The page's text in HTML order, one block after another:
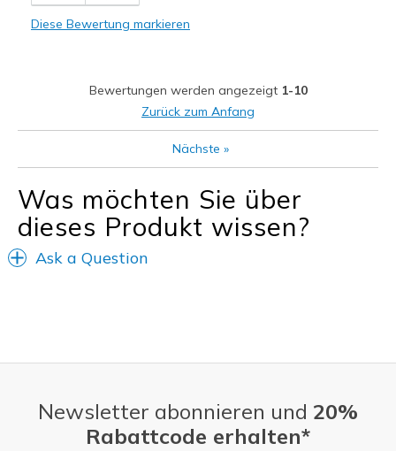
Nachteile
Wear Out Quickly
Casual Wear
Travel
Width
Feels true to width
Sizing
Feels half size too small
View On Shoes
Shoes are for Wearing
Diese Bewertung markieren
Bewertungen werden angezeigt 1-10
Zurück zum Anfang
Nächste »
Was möchten Sie über
dieses Produkt wissen?
Ask a Question
Newsletter abonnieren und 20%
Rabattcode erhalten*